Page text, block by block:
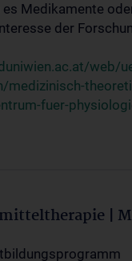
Medikamente
der
web/
medizinisch-
fuer-
|